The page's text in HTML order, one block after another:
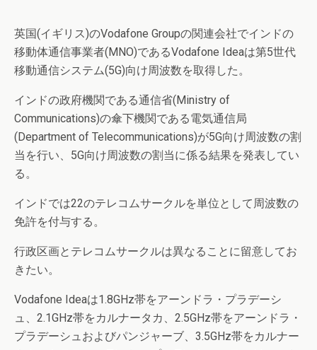
英国(イギリス)のVodafone Groupの関連会社でインドの
移動体通信事業者(MNO)であるVodafone Ideaは第5世代
移動通信システム(5G)向け周波数を取得した。
インドの政府機関である通信省(Ministry of
Communications)の傘下機関である電気通信局
(Department of Telecommunications)が5G向け周波数の割
当を行い、5G向け周波数の割当に係る結果を発表してい
る。
インドでは22のテレコムサークルを単位として周波数の
免許を付与する。
行政区画とテレコムサークルは異なることに留意してお
きたい。
Vodafone Ideaは1.8GHz帯をアーンドラ・プラデーシ
ュ、2.1GHz帯をカルナータカ、2.5GHz帯をアーンドラ・
プラデーシュおよびパンジャーブ、3.5GHz帯をカルナー